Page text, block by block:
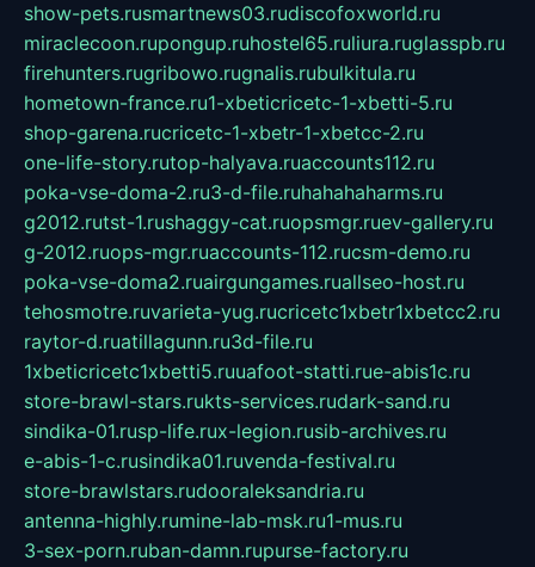
show-pets.rusmartnews03.rudiscofoxworld.ru
miraclecoon.rupongup.ruhostel65.ruliura.ruglasspb.ru
firehunters.rugribowo.rugnalis.rubulkitula.ru
hometown-france.ru1-xbeticricetc-1-xbetti-5.ru
shop-garena.rucricetc-1-xbetr-1-xbetcc-2.ru
one-life-story.rutop-halyava.ruaccounts112.ru
poka-vse-doma-2.ru3-d-file.ruhahahaharms.ru
g2012.rutst-1.rushaggy-cat.ruopsmgr.ruev-gallery.ru
g-2012.ruops-mgr.ruaccounts-112.rucsm-demo.ru
poka-vse-doma2.ruairgungames.ruallseo-host.ru
tehosmotre.ruvarieta-yug.rucricetc1xbetr1xbetcc2.ru
raytor-d.ruatillagunn.ru3d-file.ru
1xbeticricetc1xbetti5.ruuafoot-statti.rue-abis1c.ru
store-brawl-stars.rukts-services.rudark-sand.ru
sindika-01.rusp-life.rux-legion.rusib-archives.ru
e-abis-1-c.rusindika01.ruvenda-festival.ru
store-brawlstars.rudooraleksandria.ru
antenna-highly.rumine-lab-msk.ru1-mus.ru
3-sex-porn.ruban-damn.rupurse-factory.ru